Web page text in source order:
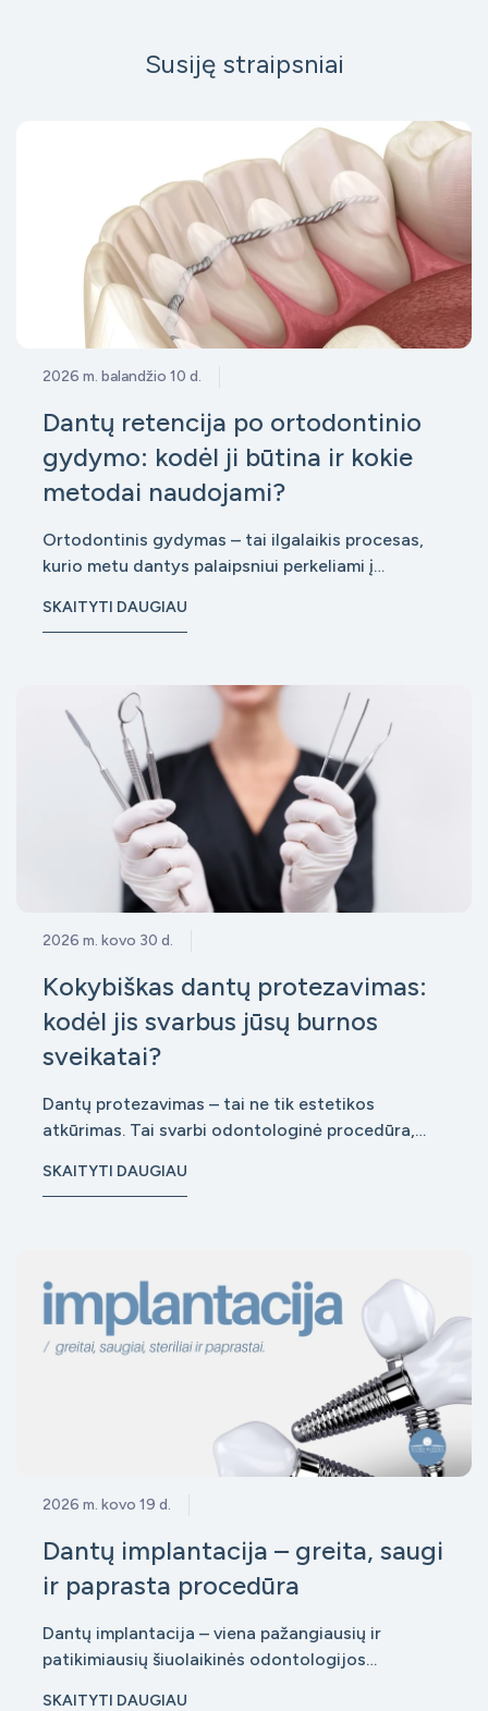
Susiję straipsniai
2026 m. balandžio 10 d.
Dantų retencija po ortodontinio
gydymo: kodėl ji būtina ir kokie
metodai naudojami?
Ortodontinis gydymas – tai ilgalaikis procesas,
kurio metu dantys palaipsniui perkeliami į
nustemba sužinoję, kad nuėmus breketus
SKAITYTI DAUGIAU
2026 m. kovo 30 d.
Kokybiškas dantų protezavimas:
kodėl jis svarbus jūsų burnos
sveikatai?
Dantų protezavimas – tai ne tik estetikos
atkūrimas. Tai svarbi odontologinė procedūra,
kramtymo funkciją ir net viso organizmo būklę.
SKAITYTI DAUGIAU
2026 m. kovo 19 d.
Dantų implantacija – greita, saugi
ir paprasta procedūra
Dantų implantacija – viena pažangiausių ir
patikimiausių šiuolaikinės odontologijos
SKAITYTI DAUGIAU